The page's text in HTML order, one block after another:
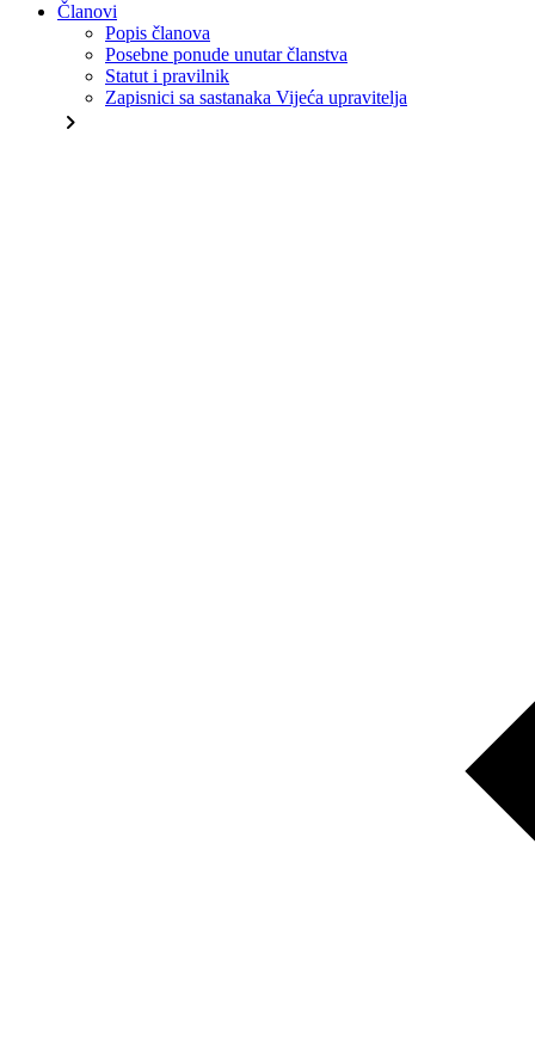
Članovi
Popis članova
Posebne ponude unutar članstva
Statut i pravilnik
Zapisnici sa sastanaka Vijeća upravitelja
chevron_right